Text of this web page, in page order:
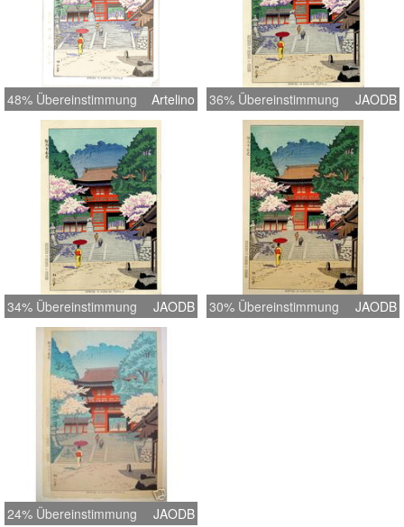
48% Übereinstimmung Artelino 36% Übereinstimmung JAODB
34% Übereinstimmung JAODB 30% Übereinstimmung JAODB
24% Übereinstimmung JAODB